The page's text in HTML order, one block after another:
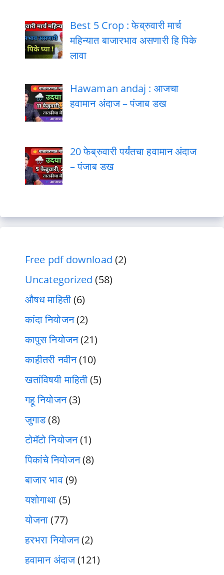
Best 5 Crop : फेब्रुवारी मार्च
महिन्यात बाजारभाव असणारी हि पिके
लावा
Hawaman andaj : आजचा
हवामान अंदाज – पंजाब डख
20 फेब्रुवारी पर्यंतचा हवामान अंदाज
– पंजाब डख
Free pdf download (2)
Uncategorized (58)
औषध माहिती(6)
कांदा नियोजन(2)
कापुस नियोजन(21)
काहीतरी नवीन(10)
खतांविषयी माहिती(5)
गहू नियोजन(3)
जुगाड(8)
टोमॅटो नियोजन(1)
पिकांचे नियोजन(8)
बाजार भाव(9)
यशोगाथा (5)
योजना(77)
हरभरा नियोजन(2)
हवामान अंदाज(121)